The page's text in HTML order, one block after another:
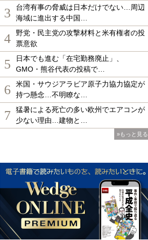
3
台湾有事の脅威は日本だけでない…周辺
海域に進出する中国…
4
野党・民主党の攻撃材料と米有権者の投
票意欲
5
日本でも進む「在宅勤務廃止」、
GMO・熊谷代表の投稿で…
6
米国・サウジアラビア原子力協力協定が
持つ懸念…不明瞭な…
7
猛暑による死亡の多い欧州でエアコンが
少ない理由…建物と…
»もっと見る